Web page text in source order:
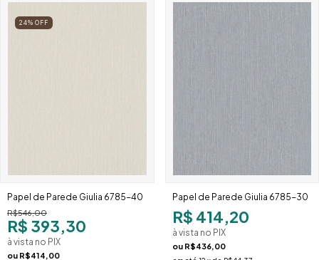
24% OFF
Papel de Parede Giulia 6785-40
R$546,00
R$ 393,30
à vista no PIX
ou R$414,00
Papel de Parede Giulia 6785-30
R$ 414,20
à vista no PIX
ou R$436,00